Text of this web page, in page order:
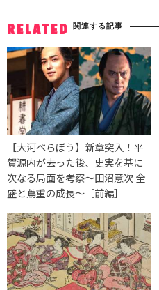
RELATED 関連する記事
【大河べらぼう】新章突入！平
賀源内が去った後、史実を基に
次なる局面を考察〜田沼意次 全
盛と蔦重の成長〜［前編］